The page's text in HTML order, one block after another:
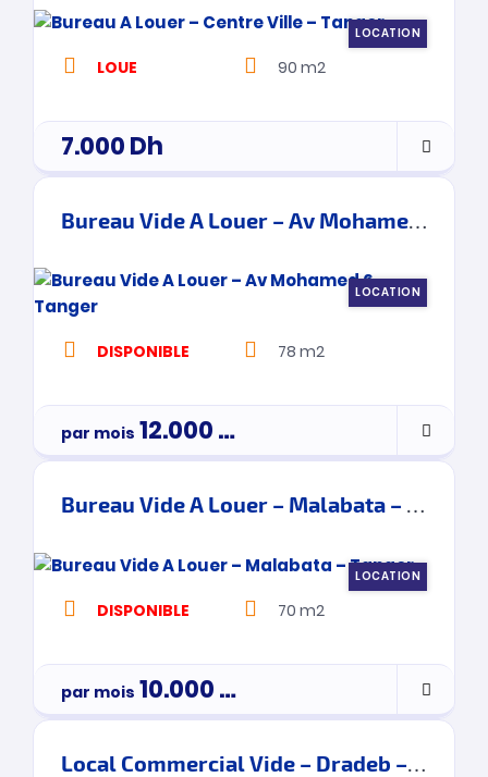
LOCATION
LOUE 90 m2
7.000Dh
Bureau Vide A Louer – Av Mohamed 6 – Tanger
LOCATION
DISPONIBLE 78 m2
par mois 12.000Dh
Bureau Vide A Louer – Malabata – Tanger
LOCATION
DISPONIBLE 70 m2
par mois 10.000Dh
Local Commercial Vide – Dradeb – Tanger